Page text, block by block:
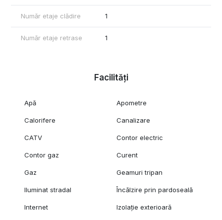
Număr etaje clădire 1
Număr etaje retrase 1
Facilități
Apă Apometre
Calorifere Canalizare
CATV Contor electric
Contor gaz Curent
Gaz Geamuri tripan
Iluminat stradal Încălzire prin pardoseală
Internet Izolație exterioară